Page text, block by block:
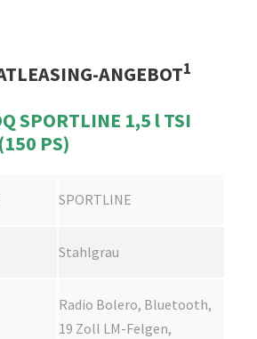
ANGEBOT1
SPORTLINE 1,5 l TSI
PS)
SPORTLINE
Stahlgrau
Radio Bolero, Bluetooth,
19 Zoll LM-Felgen,